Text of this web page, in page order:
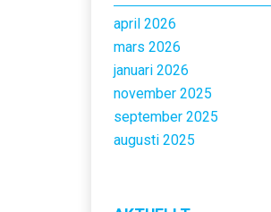
april 2026
mars 2026
januari 2026
november 2025
september 2025
augusti 2025